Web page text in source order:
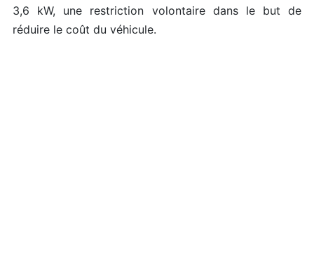
3,6 kW, une restriction volontaire dans le but de
réduire le coût du véhicule.